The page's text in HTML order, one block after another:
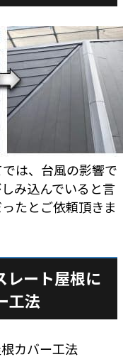
は、台風の影響で
み込んでいると言
たとご依頼頂きま
レート屋根に
工法